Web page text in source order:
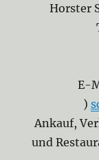
Horster
E-
)
Ankauf,
und